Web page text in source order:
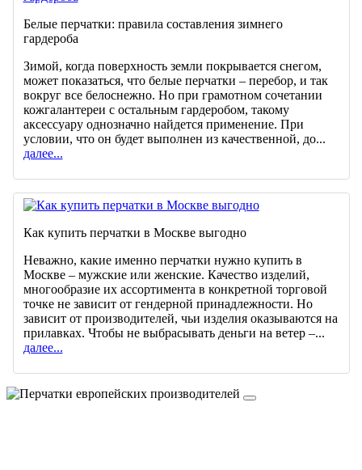
Белые перчатки: правила составления зимнего
гардероба
Зимой, когда поверхность земли покрывается снегом,
может показаться, что белые перчатки – перебор, и так
вокруг все белоснежно. Но при грамотном сочетании
кожгалантереи с остальным гардеробом, такому
аксессуару однозначно найдется применение. При
условии, что он будет выполнен из качественной, до...
далее...
Как купить перчатки в Москве выгодно
Неважно, какие именно перчатки нужно купить в
Москве – мужские или женские. Качество изделий,
многообразие их ассортимента в конкретной торговой
точке не зависит от гендерной принадлежности. Но
зависит от производителей, чьи изделия оказываются на
прилавках. Чтобы не выбрасывать деньги на ветер –...
далее...